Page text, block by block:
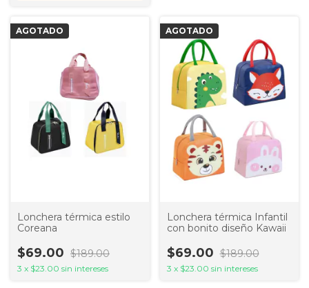
AGOTADO
Lonchera térmica estilo
Coreana
$69.00 $189.00
3 x $23.00 sin intereses
AGOTADO
Lonchera térmica Infantil
con bonito diseño Kawaii
$69.00 $189.00
3 x $23.00 sin intereses